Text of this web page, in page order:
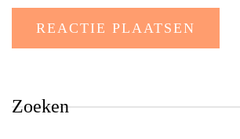
Zoeken